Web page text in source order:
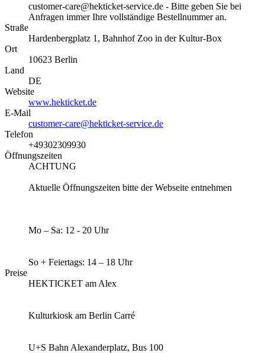
customer-care@hekticket-service.de - Bitte geben Sie bei
Anfragen immer Ihre vollständige Bestellnummer an.
Straße
Hardenbergplatz 1, Bahnhof Zoo in der Kultur-Box
Ort
10623 Berlin
Land
DE
Website
www.hekticket.de
E-Mail
customer-care@hekticket-service.de
Telefon
+49302309930
Öffnungszeiten
ACHTUNG
Aktuelle Öffnungszeiten bitte der Webseite entnehmen
Mo – Sa: 12 - 20 Uhr
So + Feiertags: 14 – 18 Uhr
Preise
HEKTICKET am Alex
Kulturkiosk am Berlin Carré
U+S Bahn Alexanderplatz, Bus 100